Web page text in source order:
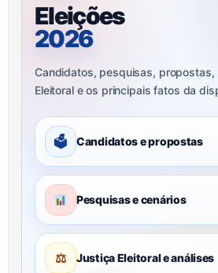
Eleições
2026
Candidatos, pesquisas,
Eleitoral e os principais fatos da
🗳 Candidatos e propostas
Pesquisas e cenários
⚖ Justiça Eleitoral e análises